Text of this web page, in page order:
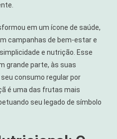
em um ícone de saúde,
campanhas de bem-estar e
e nutrição. Esse
grande parte, às suas
consumo regular por
é uma das frutas mais
seu legado de símbolo